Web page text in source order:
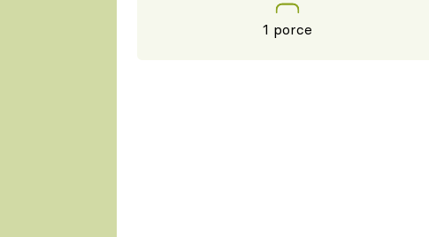
1 porce